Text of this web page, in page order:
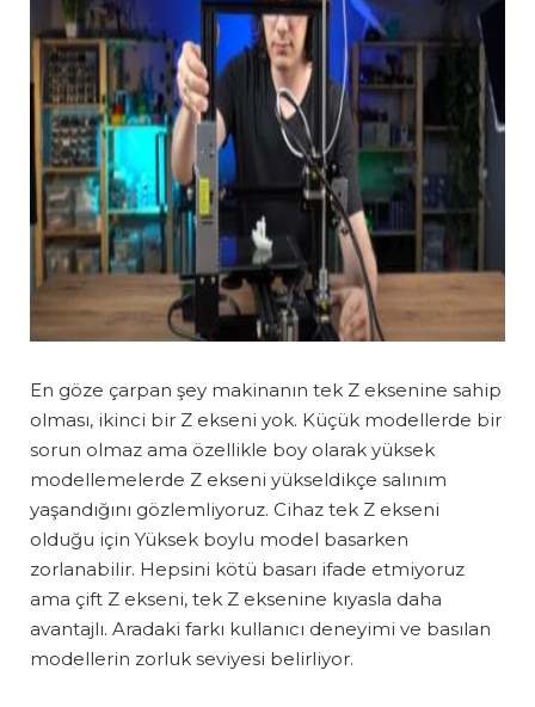
En göze çarpan şey makinanın tek Z eksenine sahip
olması, ikinci bir Z ekseni yok. Küçük modellerde bir
sorun olmaz ama özellikle boy olarak yüksek
modellemelerde Z ekseni yükseldikçe salınım
yaşandığını gözlemliyoruz. Cihaz tek Z ekseni
olduğu için Yüksek boylu model basarken
zorlanabilir. Hepsini kötü basarı ifade etmiyoruz
ama çift Z ekseni, tek Z eksenine kıyasla daha
avantajlı. Aradaki farkı kullanıcı deneyimi ve basılan
modellerin zorluk seviyesi belirliyor.